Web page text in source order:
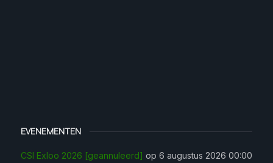
EVENEMENTEN
CSI Exloo 2026 [geannuleerd] op 6 augustus 2026 00:00